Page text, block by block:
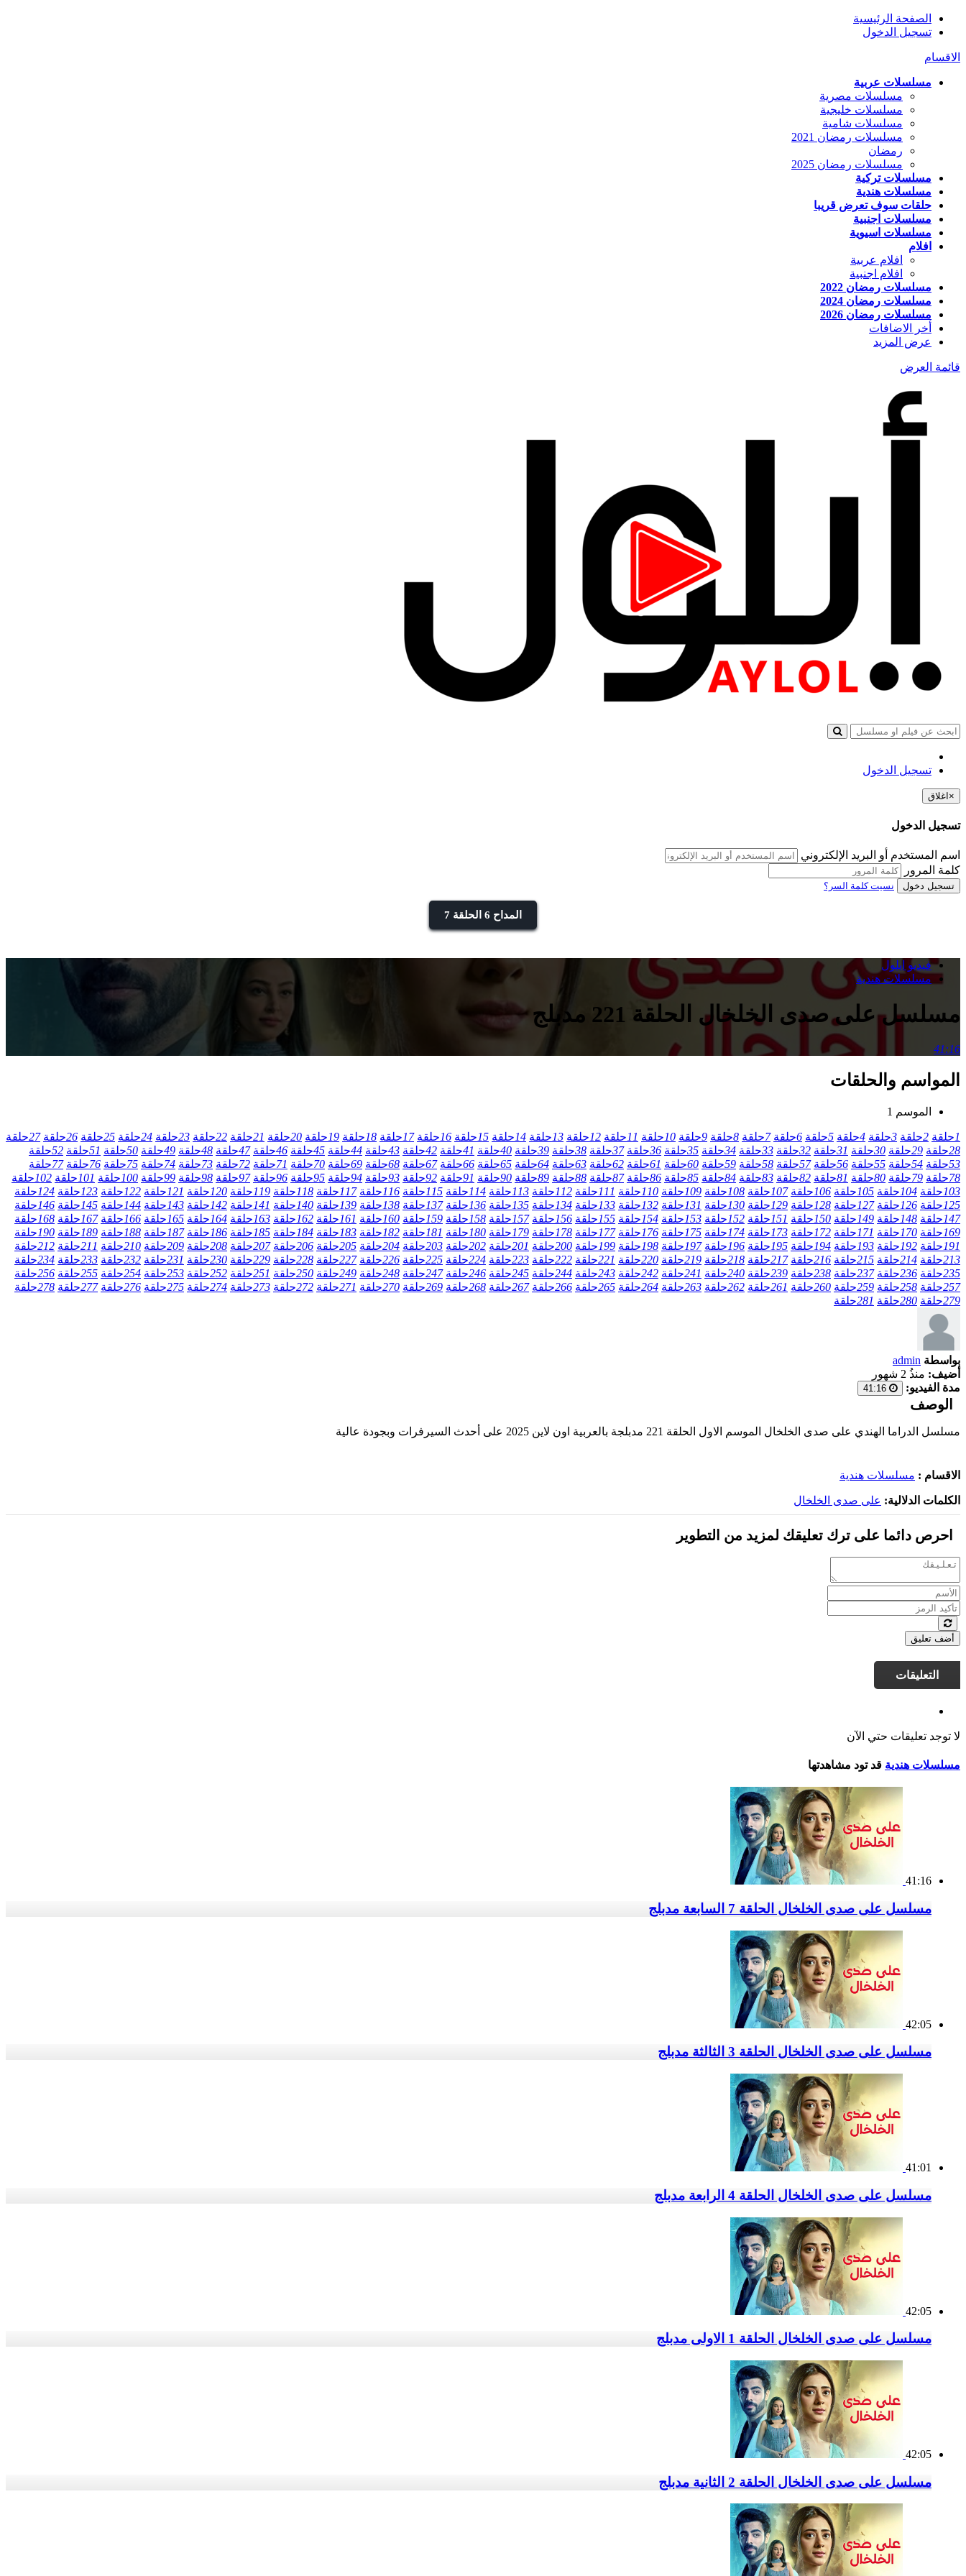
الصفحة الرئيسية
تسجيل الدخول
الاقسام
مسلسلات عربية
مسلسلات مصرية
مسلسلات خليجية
مسلسلات شامية
مسلسلات رمضان 2021
رمضان
مسلسلات رمضان 2025
مسلسلات تركية
مسلسلات هندية
حلقات سوف تعرض قريبا
مسلسلات اجنبية
مسلسلات اسيوية
افلام
افلام عربية
افلام اجنبية
مسلسلات رمضان 2022
مسلسلات رمضان 2024
مسلسلات رمضان 2026
أخر الاضافات
عرض المزيد
قائمة العرض
تسجيل الدخول
× اغلاق
تسجيل الدخول
اسم المستخدم أو البريد الإلكتروني
كلمة المرور
تسجيل دخول نسيت كلمة السر؟
المداح 6 الحلقة 7
فيديو ايلول
مسلسلات هندية
مسلسل على صدى الخلخال الحلقة 221 مدبلج
41:16
المواسم والحلقات
الموسم 1
1حلقة 2حلقة 3حلقة 4حلقة 5حلقة 6حلقة 7حلقة 8حلقة 9حلقة 10حلقة 11حلقة 12حلقة 13حلقة 14حلقة 15حلقة 16حلقة 17حلقة 18حلقة 19حلقة 20حلقة 21حلقة 22حلقة 23حلقة 24حلقة 25حلقة 26حلقة 27حلقة
28حلقة 29حلقة 30حلقة 31حلقة 32حلقة 33حلقة 34حلقة 35حلقة 36حلقة 37حلقة 38حلقة 39حلقة 40حلقة 41حلقة 42حلقة 43حلقة 44حلقة 45حلقة 46حلقة 47حلقة 48حلقة 49حلقة 50حلقة 51حلقة 52حلقة
53حلقة 54حلقة 55حلقة 56حلقة 57حلقة 58حلقة 59حلقة 60حلقة 61حلقة 62حلقة 63حلقة 64حلقة 65حلقة 66حلقة 67حلقة 68حلقة 69حلقة 70حلقة 71حلقة 72حلقة 73حلقة 74حلقة 75حلقة 76حلقة 77حلقة
78حلقة 79حلقة 80حلقة 81حلقة 82حلقة 83حلقة 84حلقة 85حلقة 86حلقة 87حلقة 88حلقة 89حلقة 90حلقة 91حلقة 92حلقة 93حلقة 94حلقة 95حلقة 96حلقة 97حلقة 98حلقة 99حلقة 100حلقة 101حلقة 102حلقة
103حلقة 104حلقة 105حلقة 106حلقة 107حلقة 108حلقة 109حلقة 110حلقة 111حلقة 112حلقة 113حلقة 114حلقة 115حلقة 116حلقة 117حلقة 118حلقة 119حلقة 120حلقة 121حلقة 122حلقة 123حلقة 124حلقة
125حلقة 126حلقة 127حلقة 128حلقة 129حلقة 130حلقة 131حلقة 132حلقة 133حلقة 134حلقة 135حلقة 136حلقة 137حلقة 138حلقة 139حلقة 140حلقة 141حلقة 142حلقة 143حلقة 144حلقة 145حلقة 146حلقة
147حلقة 148حلقة 149حلقة 150حلقة 151حلقة 152حلقة 153حلقة 154حلقة 155حلقة 156حلقة 157حلقة 158حلقة 159حلقة 160حلقة 161حلقة 162حلقة 163حلقة 164حلقة 165حلقة 166حلقة 167حلقة 168حلقة
169حلقة 170حلقة 171حلقة 172حلقة 173حلقة 174حلقة 175حلقة 176حلقة 177حلقة 178حلقة 179حلقة 180حلقة 181حلقة 182حلقة 183حلقة 184حلقة 185حلقة 186حلقة 187حلقة 188حلقة 189حلقة 190حلقة
191حلقة 192حلقة 193حلقة 194حلقة 195حلقة 196حلقة 197حلقة 198حلقة 199حلقة 200حلقة 201حلقة 202حلقة 203حلقة 204حلقة 205حلقة 206حلقة 207حلقة 208حلقة 209حلقة 210حلقة 211حلقة 212حلقة
213حلقة 214حلقة 215حلقة 216حلقة 217حلقة 218حلقة 219حلقة 220حلقة 221حلقة 222حلقة 223حلقة 224حلقة 225حلقة 226حلقة 227حلقة 228حلقة 229حلقة 230حلقة 231حلقة 232حلقة 233حلقة 234حلقة
235حلقة 236حلقة 237حلقة 238حلقة 239حلقة 240حلقة 241حلقة 242حلقة 243حلقة 244حلقة 245حلقة 246حلقة 247حلقة 248حلقة 249حلقة 250حلقة 251حلقة 252حلقة 253حلقة 254حلقة 255حلقة 256حلقة
257حلقة 258حلقة 259حلقة 260حلقة 261حلقة 262حلقة 263حلقة 264حلقة 265حلقة 266حلقة 267حلقة 268حلقة 269حلقة 270حلقة 271حلقة 272حلقة 273حلقة 274حلقة 275حلقة 276حلقة 277حلقة 278حلقة
279حلقة 280حلقة 281حلقة
بواسطة admin
أضيف: منذُ 2 شهور
مدة الفيديو:
الوصف
مسلسل الدراما الهندي على صدى الخلخال الموسم الاول الحلقة 221 مدبلجة بالعربية اون لاين 2025 على أحدث السيرفرات وبجودة عالية
الاقسام : مسلسلات هندية
الكلمات الدلالية: على صدى الخلخال
احرص دائما على ترك تعليقك لمزيد من التطوير
أضف تعليق
التعليقات
لا توجد تعليقات حتي الآن
مسلسلات هندية قد تود مشاهدتها
41:16
مسلسل على صدى الخلخال الحلقة 7 السابعة مدبلج
42:05
مسلسل على صدى الخلخال الحلقة 3 الثالثة مدبلج
41:01
مسلسل على صدى الخلخال الحلقة 4 الرابعة مدبلج
42:05
مسلسل على صدى الخلخال الحلقة 1 الاولى مدبلج
42:05
مسلسل على صدى الخلخال الحلقة 2 الثانية مدبلج